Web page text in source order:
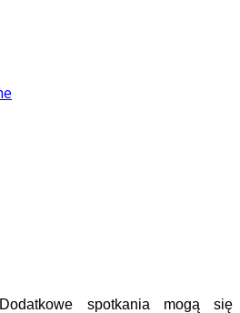
Dodatkowe spotkania mogą się